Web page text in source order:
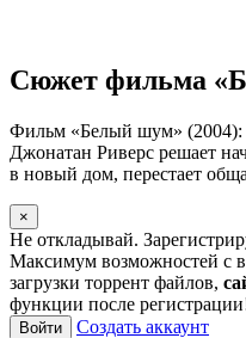
Сюжет фильма
Фильм «Белый шум»
Джонатан Риверс решает
в новый дом, перестает
×
Не откладывай.
Максимум возможностей с
загрузки торрент файлов,
функции после
Войти Создать аккаунт